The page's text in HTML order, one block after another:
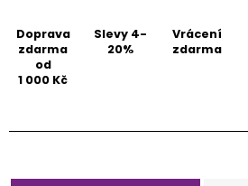
Doprava
zdarma
od
1 000 Kč
Slevy 4-
20%
Vrácení
zdarma